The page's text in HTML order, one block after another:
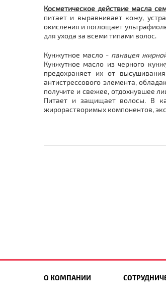
Косметическое действие масла
питает и выравнивает кожу,
окисления и поглощает
для ухода за всеми типами волос.
Кунжутное масло - панацея
Кунжутное масло из черного
предохраняет их от
антистрессового элемента,
получите и свежее, отдохнувшее
Питает и защищает волосы. В
жирорастворимых компонентов,
О КОМПАНИИ